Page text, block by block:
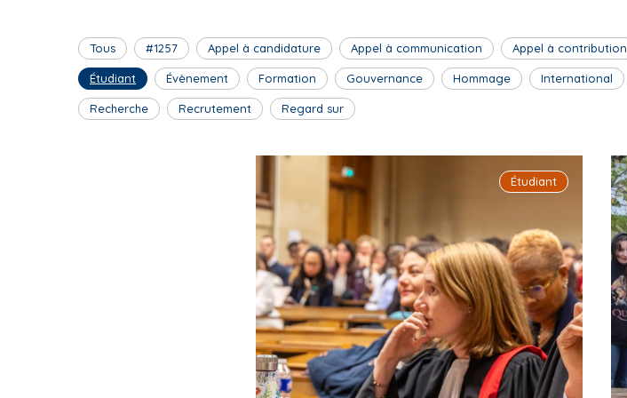
Tous #1257 Appel à candidature Appel à communication Appel à contribution
Étudiant Évènement Formation Gouvernance Hommage International
Recherche Recrutement Regard sur
Étudiant